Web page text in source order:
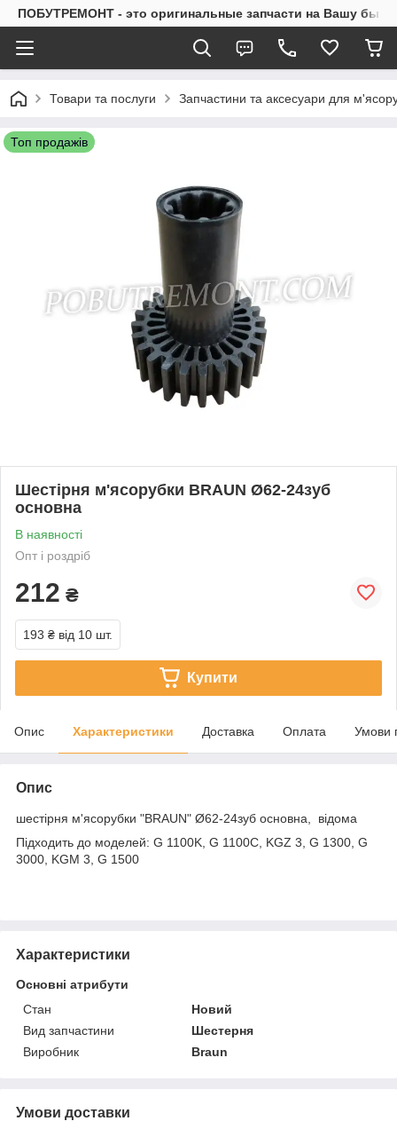
ПОБУТРЕМОНТ - это оригинальные запчасти на Вашу
Товари та послуги Запчастини та аксесуари для
Топ продажів
Шестірня м'ясорубки BRAUN Ø62-24зуб
основна
В наявності
Опт і роздріб
212 ₴
193 ₴ від 10 шт.
Купити
Опис Характеристики Доставка Оплата Умови
Опис
шестірня м'ясорубки "BRAUN" Ø62-24зуб основна, відома
Підходить до моделей: G 1100K, G 1100C, KGZ 3, G 1300, G
3000, KGM 3, G 1500
Характеристики
Основні атрибути
Стан
Новий
Вид запчастини
Шестерня
Виробник
Braun
Умови доставки